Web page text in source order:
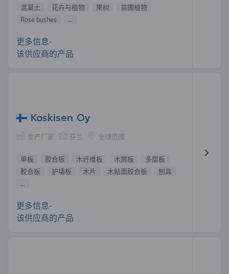
混凝土 花卉与植物 果树
苗圃植物
Rose bushes
...
更多信息-
该供应商的产品
Koskisen Oy
生产厂家 芬兰 全球范围
单板 胶合板 木纤维板 木屑板
多层板
胶合板
护墙板 木片 木贴面胶合板
刨具
...
更多信息-
该供应商的产品